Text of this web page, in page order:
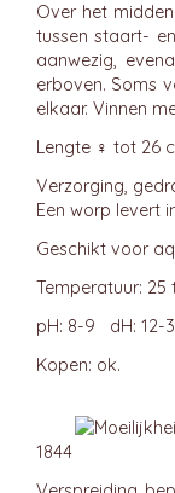
Over het
tussen staart-
aanwezig,
erboven. Soms
elkaar. Vinnen
Lengte ♀ tot 26
Verzorging,
Een worp levert
Geschikt voor
Temperatuur: 25
pH: 8-9 dH:
Kopen: ok.
1844